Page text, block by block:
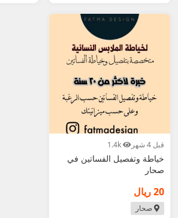
قبل 4 شهر
خياطة وتفصيل الفساتين في
صحار
20 ريال
صحار